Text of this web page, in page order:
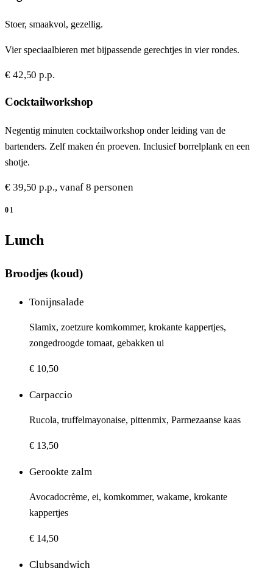
Stoer, smaakvol, gezellig.
Vier speciaalbieren met bijpassende gerechtjes in vier rondes.
€ 42,50 p.p.
Cocktailworkshop
Negentig minuten cocktailworkshop onder leiding van de
bartenders. Zelf maken én proeven. Inclusief borrelplank en een
shotje.
€ 39,50 p.p., vanaf 8 personen
01
Lunch
Broodjes (koud)
Tonijnsalade
Slamix, zoetzure komkommer, krokante kappertjes,
zongedroogde tomaat, gebakken ui
€ 10,50
Carpaccio
Rucola, truffelmayonaise, pittenmix, Parmezaanse kaas
€ 13,50
Gerookte zalm
Avocadocrème, ei, komkommer, wakame, krokante
kappertjes
€ 14,50
Clubsandwich